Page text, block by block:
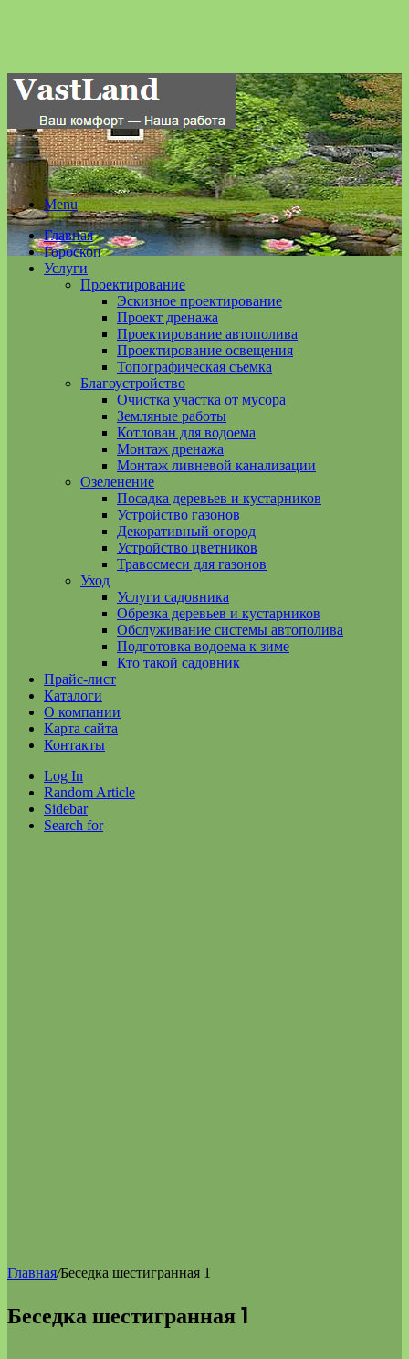
Menu
Главная
Гороскоп
Услуги
Проектирование
Эскизное проектирование
Проект дренажа
Проектирование автополива
Проектирование освещения
Топографическая съемка
Благоустройство
Очистка участка от мусора
Земляные работы
Котлован для водоема
Монтаж дренажа
Монтаж ливневой канализации
Озеленение
Посадка деревьев и кустарников
Устройство газонов
Декоративный огород
Устройство цветников
Травосмеси для газонов
Уход
Услуги садовника
Обрезка деревьев и кустарников
Обслуживание системы автополива
Подготовка водоема к зиме
Кто такой садовник
Прайс-лист
Каталоги
О компании
Карта сайта
Контакты
Log In
Random Article
Sidebar
Search for
Главная/Беседка шестигранная 1
Беседка шестигранная 1